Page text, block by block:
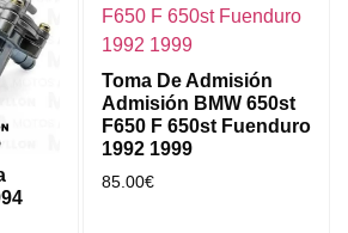
Toma De Admisión
Admisión BMW 650st
F650 F 650st Fuenduro
1992 1999
85.00€